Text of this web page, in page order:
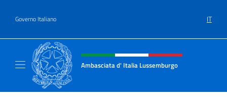
Governo Italiano IT
Intestazione sito, social e menù
Ambasciata d' Italia Lussemburgo